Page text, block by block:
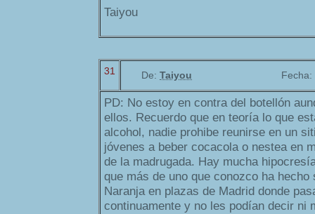
Taiyou
31 De: Taiyou Fecha:
PD: No estoy en contra del botellón
ellos. Recuerdo que en teoría lo que
alcohol, nadie prohibe reunirse en un
jóvenes a beber cocacola o nestea en
de la madrugada. Hay mucha
que más de uno que conozco ha hecho
Naranja en plazas de Madrid donde
continuamente y no les podían decir ni